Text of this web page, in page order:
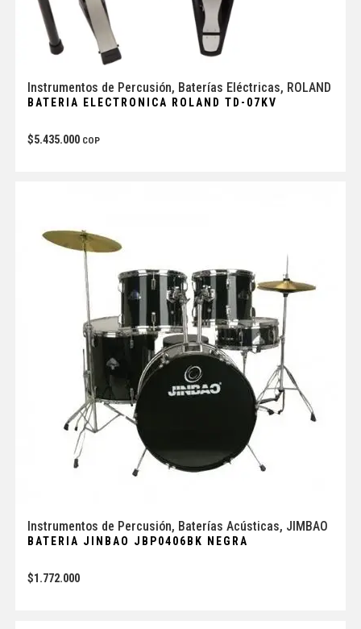
Instrumentos de Percusión, Baterías Eléctricas, ROLAND
BATERIA ELECTRONICA ROLAND TD-07KV
$5.435.000 COP
Instrumentos de Percusión, Baterías Acústicas, JIMBAO
BATERIA JINBAO JBP0406BK NEGRA
$1.772.000